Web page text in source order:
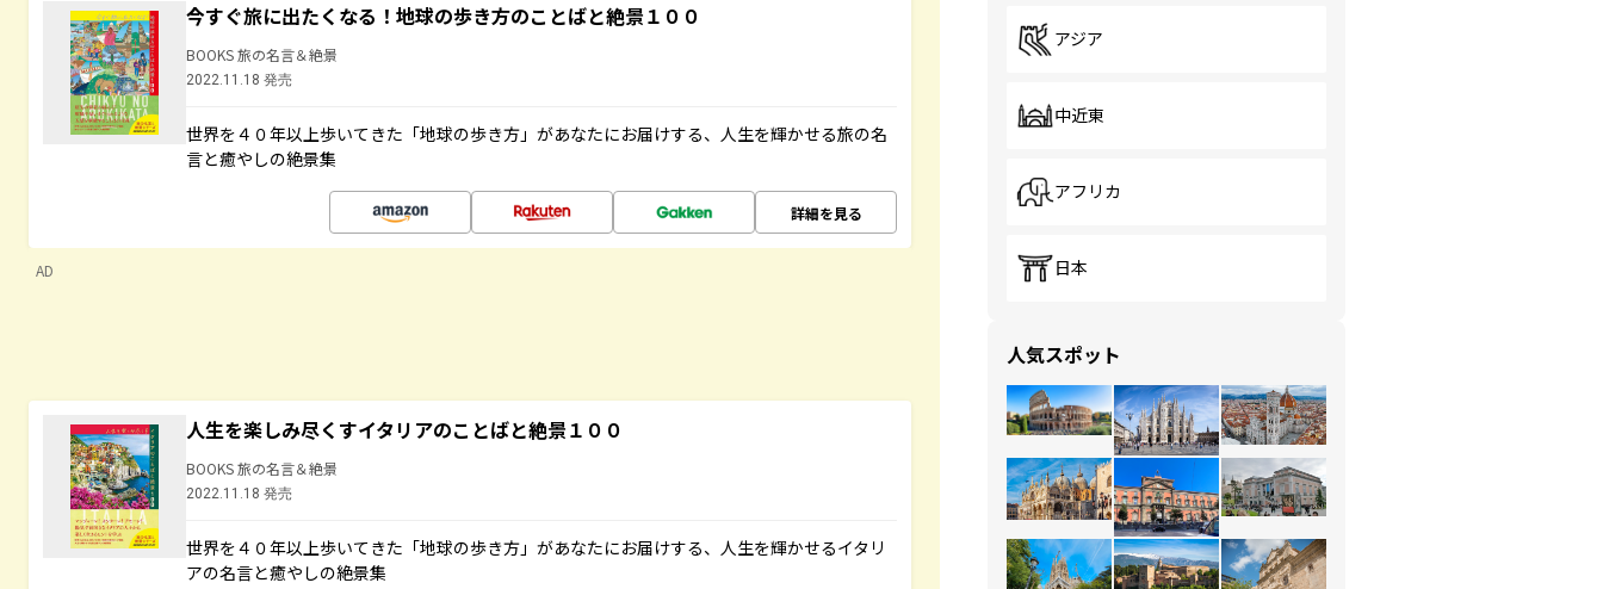
今すぐ旅に出たくなる！地球の歩き方のことばと絶景１００
BOOKS 旅の名言＆絶景
2022.11.18 発売
世界を４０年以上歩いてきた「地球の歩き方」があなたにお届けする、人生を輝かせる旅の名
言と癒やしの絶景集
詳細を見る
AD
人生を楽しみ尽くすイタリアのことばと絶景１００
BOOKS 旅の名言＆絶景
2022.11.18 発売
世界を４０年以上歩いてきた「地球の歩き方」があなたにお届けする、人生を輝かせるイタリ
アの名言と癒やしの絶景集
アジア
中近東
アフリカ
日本
人気スポット